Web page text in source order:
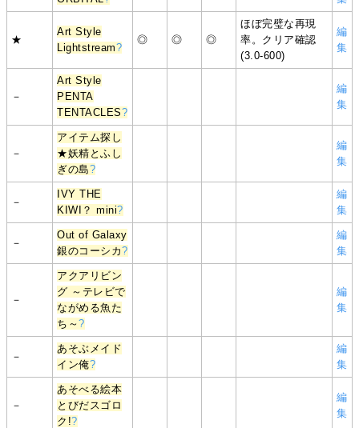
★
Art Style
Lightstream?
◎ ◎ ◎
ほぼ完璧な再現
率。クリア確認
(3.0-600)
編
集
－
Art Style
PENTA
TENTACLES?
編
集
－
アイテム探し
★妖精とふし
ぎの島?
編
集
－
IVY THE
KIWI？ mini?
編
集
－
Out of Galaxy
銀のコーシカ?
編
集
－
アクアリビン
グ ～テレビで
ながめる魚た
ち～?
編
集
－
あそぶメイド
イン俺?
編
集
－
あそべる絵本
とびだスゴロ
ク!?
編
集